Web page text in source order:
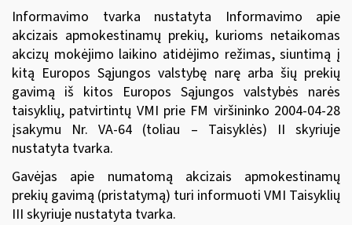
Informavimo tvarka nustatyta Informavimo apie
akcizais apmokestinamų prekių, kurioms netaikomas
akcizų mokėjimo laikino atidėjimo režimas, siuntimą į
kitą Europos Sąjungos valstybę narę arba šių prekių
gavimą iš kitos Europos Sąjungos valstybės narės
taisyklių, patvirtintų VMI prie FM viršininko 2004-04-28
įsakymu Nr. VA-64 (toliau – Taisyklės) II skyriuje
nustatyta tvarka.
Gavėjas apie numatomą akcizais apmokestinamų
prekių gavimą (pristatymą) turi informuoti VMI Taisyklių
III skyriuje nustatyta tvarka.